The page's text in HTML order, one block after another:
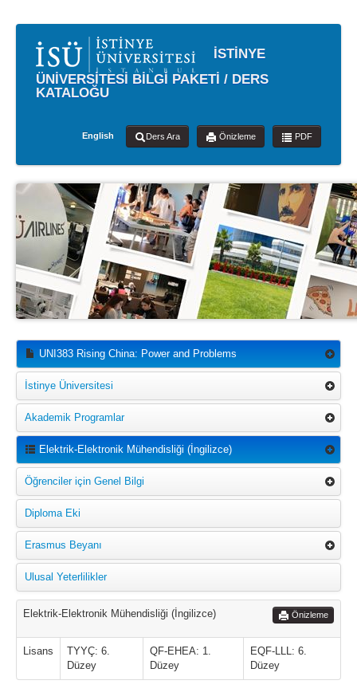
İSTİNYE
ÜNİVERSİTESİ BİLGİ PAKETİ / DERS
KATALOĞU
English Ders Ara Önizleme PDF
UNI383 Rising China: Power and Problems
İstinye Üniversitesi
Akademik Programlar
Elektrik-Elektronik Mühendisliği (İngilizce)
Öğrenciler için Genel Bilgi
Diploma Eki
Erasmus Beyanı
Ulusal Yeterlilikler
Elektrik-Elektronik Mühendisliği (İngilizce) Önizleme
Lisans
TYYÇ: 6.
Düzey
QF-EHEA: 1.
Düzey
EQF-LLL: 6.
Düzey